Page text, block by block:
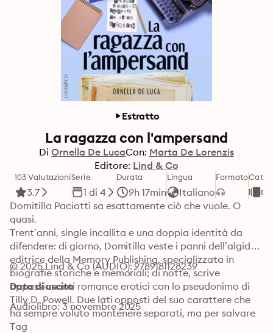
Estratto
La ragazza con l'ampersand
Di Ornella De LucaCon: Marta De Lorenzis
Editore: Lind & Co
103 Valutazioni
3.7
Serie
1 di 4
Durata
9h 17min
Lingua
Italiano
Formato
Domitilla Paciotti sa esattamente ciò che vuole. O
quasi.
Trent’anni, single incallita e una doppia identità da
difendere: di giorno, Domitilla veste i panni dell’algida
editrice della Memory Publishing, specializzata in
biografie storiche e memoriali; di notte, scrive
appassionanti romance erotici con lo pseudonimo di
Tilly D. Powell. Due lati opposti del suo carattere che
ha sempre voluto mantenere separati, ma per salvare
la sua azienda dalla bancarotta, qualche
© 2025 Lind & Co (AUDIO): 9789181128239
Data di uscita
Audiolibro: 3 novembre 2025
Tag